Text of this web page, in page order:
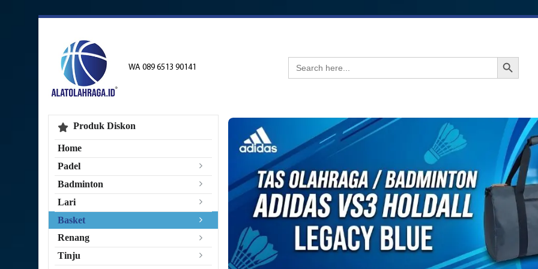
WA 089 6513 90141
Search
for:
Search Button
Produk Diskon
Home
Padel
Badminton
Lari
Basket
Renang
Tinju